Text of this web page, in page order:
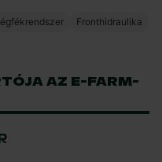
Fronthidraulika
AZ E-FARM-